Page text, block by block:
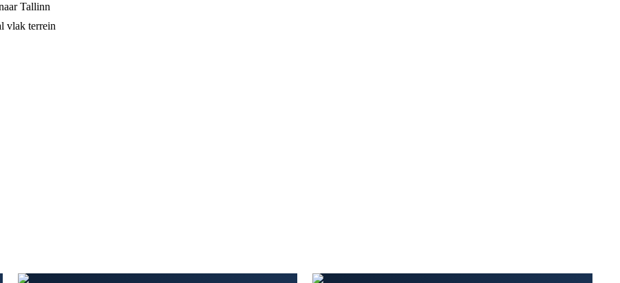
Tallinn
vlak terrein